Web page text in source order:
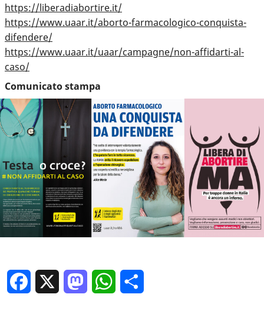
https://liberadiabortire.it/
https://www.uaar.it/aborto-farmacologico-conquista-
difendere/
https://www.uaar.it/uaar/campagne/non-affidarti-al-
caso/
Comunicato stampa
Facebook MastodonWhatsApp